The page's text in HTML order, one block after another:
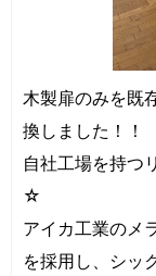
木製扉のみを既
換しました！！
自社工場を持つ
☆
アイカ工業のメ
を採用し、シッ